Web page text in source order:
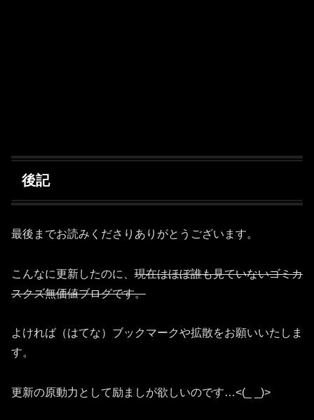
後記
最後までお読みくださりありがとうございます。
こんなに更新したのに、 現在はほぼ誰も見ていないゴミカ
スクズ無価値ブログです。
よければ（はてな）ブックマークや拡散をお願いいたしま
す。
更新の原動力として励ましが欲しいのです…<(_ _)>